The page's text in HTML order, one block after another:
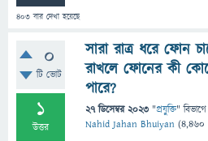
403 বার দেখা হয়েছে
0
টি ভোট
1
উত্তর
সারা রাত্র ধরে ফোন
রাখলে ফোনের কী
পারে?
27 ডিসেম্বর 2023 "প্রযুক্তি" বিভাগে
Nahid Jahan Bhuiyan (4,460